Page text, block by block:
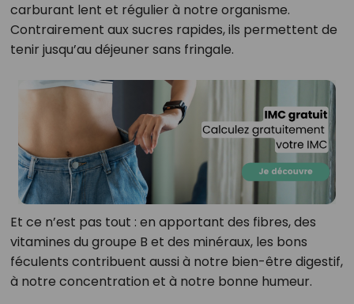
carburant lent et régulier à notre organisme.
Contrairement aux sucres rapides, ils permettent de
tenir jusqu’au déjeuner sans fringale.
Et ce n’est pas tout : en apportant des fibres, des
vitamines du groupe B et des minéraux, les bons
féculents contribuent aussi à notre bien-être digestif,
à notre concentration et à notre bonne humeur.